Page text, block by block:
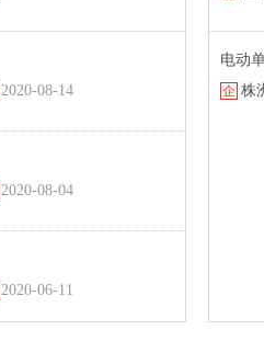
2020-08-14
2020-08-04
2020-06-11
电动
企 株